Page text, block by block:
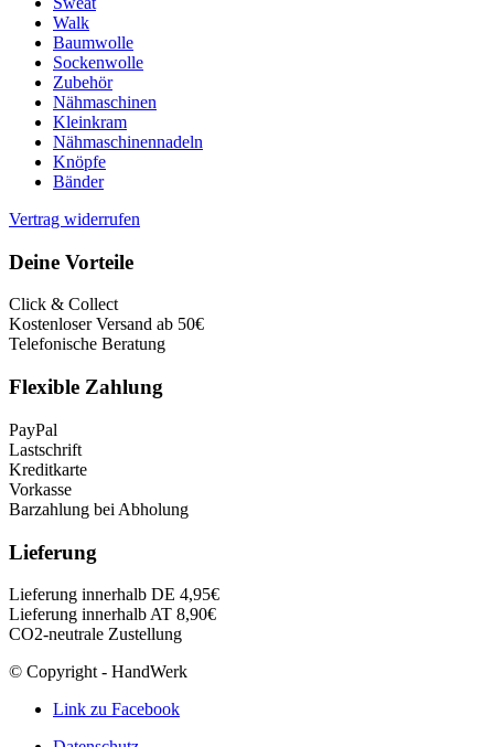
Walk
Baumwolle
Sockenwolle
Zubehör
Nähmaschinen
Kleinkram
Nähmaschinennadeln
Knöpfe
Bänder
Vertrag widerrufen
Deine Vorteile
Click & Collect
Kostenloser Versand ab 50€
Telefonische Beratung
Flexible Zahlung
PayPal
Lastschrift
Kreditkarte
Vorkasse
Barzahlung bei Abholung
Lieferung
Lieferung innerhalb DE 4,95€
Lieferung innerhalb AT 8,90€
CO2-neutrale Zustellung
© Copyright - HandWerk
Link zu Facebook